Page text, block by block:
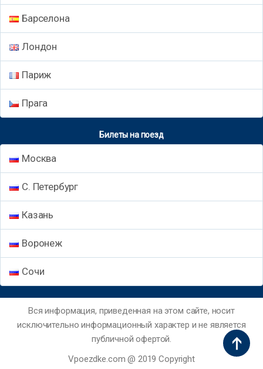
Барселона
Лондон
Париж
Прага
Билеты на поезд
Москва
С. Петербург
Казань
Воронеж
Сочи
Вся информация, приведенная на этом сайте, носит
исключительно информационный характер и не является
публичной офертой.
Vpoezdke.com @ 2019 Copyright